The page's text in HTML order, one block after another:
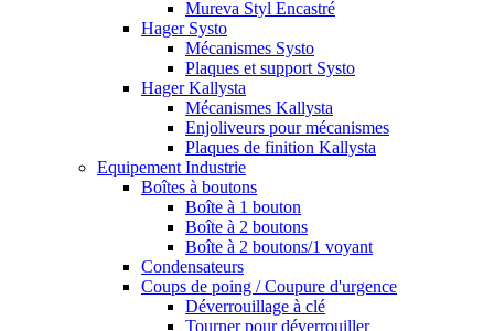
Mureva Styl Encastré
Hager Systo
Mécanismes Systo
Plaques et support Systo
Hager Kallysta
Mécanismes Kallysta
Enjoliveurs pour mécanismes
Plaques de finition Kallysta
Equipement Industrie
Boîtes à boutons
Boîte à 1 bouton
Boîte à 2 boutons
Boîte à 2 boutons/1 voyant
Condensateurs
Coups de poing / Coupure d'urgence
Déverrouillage à clé
Tourner pour déverrouiller